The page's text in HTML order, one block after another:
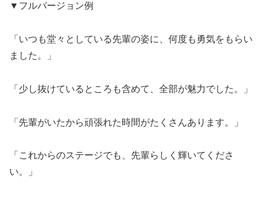
▼フルバージョン例
「いつも堂々としている先輩の姿に、何度も勇気をもらい
ました。」
「少し抜けているところも含めて、全部が魅力でした。」
「先輩がいたから頑張れた時間がたくさんあります。」
「これからのステージでも、先輩らしく輝いてくださ
い。」